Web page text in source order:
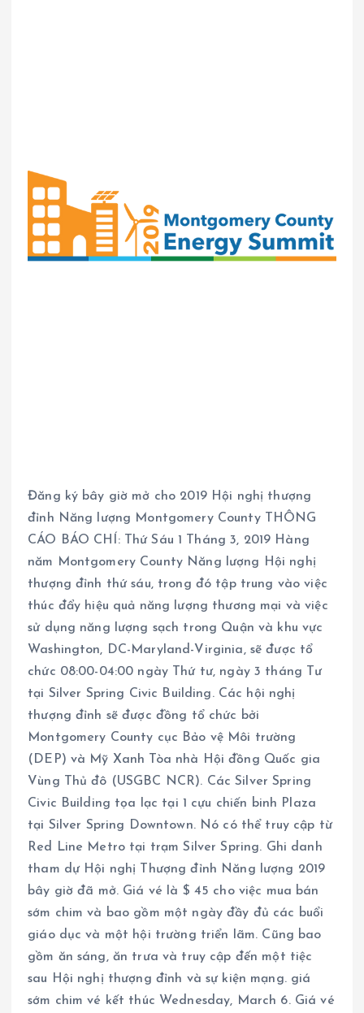
Đăng ký bây giờ mở cho 2019 Hội nghị thượng
đỉnh Năng lượng Montgomery County THÔNG
CÁO BÁO CHÍ: Thứ Sáu 1 Tháng 3, 2019 Hàng
năm Montgomery County Năng lượng Hội nghị
thượng đỉnh thứ sáu, trong đó tập trung vào việc
thúc đẩy hiệu quả năng lượng thương mại và việc
sử dụng năng lượng sạch trong Quận và khu vực
Washington, DC-Maryland-Virginia, sẽ được tổ
chức 08:00-04:00 ngày Thứ tư, ngày 3 tháng Tư
tại Silver Spring Civic Building. Các hội nghị
thượng đỉnh sẽ được đồng tổ chức bởi
Montgomery County cục Bảo vệ Môi trường
(DEP) và Mỹ Xanh Tòa nhà Hội đồng Quốc gia
Vùng Thủ đô (USGBC NCR). Các Silver Spring
Civic Building tọa lạc tại 1 cựu chiến binh Plaza
tại Silver Spring Downtown. Nó có thể truy cập từ
Red Line Metro tại trạm Silver Spring. Ghi danh
tham dự Hội nghị Thượng đỉnh Năng lượng 2019
bây giờ đã mở. Giá vé là $ 45 cho việc mua bán
sớm chim và bao gồm một ngày đầy đủ các buổi
giáo dục và một hội trường triển lãm. Cũng bao
gồm ăn sáng, ăn trưa và truy cập đến một tiệc
sau Hội nghị thượng đỉnh và sự kiện mạng. giá
sớm chim vé kết thúc Wednesday, March 6. Giá vé